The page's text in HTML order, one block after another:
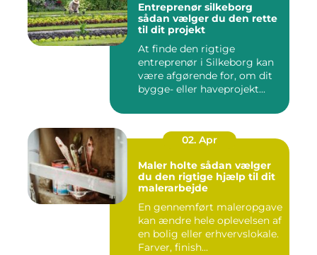
Entreprenør silkeborg
sådan vælger du den rette
til dit projekt
At finde den rigtige
entreprenør i Silkeborg kan
være afgørende for, om dit
bygge- eller haveprojekt...
02. Apr
Maler holte sådan vælger
du den rigtige hjælp til dit
malerarbejde
En gennemført maleropgave
kan ændre hele oplevelsen af
en bolig eller erhvervslokale.
Farver, finish...